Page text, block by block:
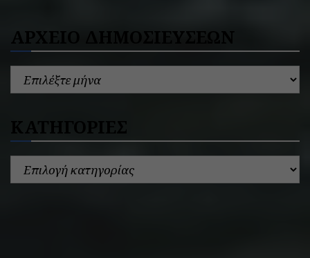
ΑΡΧΕΙΟ ΔΗΜΟΣΙΕΥΣΕΩΝ
ΚΑΤΗΓΟΡΙΕΣ